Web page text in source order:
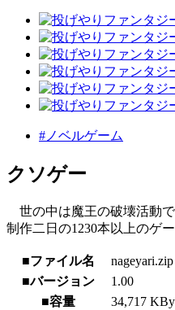
#ノベルゲーム
クソゲー
世の中は魔王の破壊活動
制作二日の1230本以上のゲ
■ファイル名
nageyari.zip
■バージョン
1.00
■容量
34,717